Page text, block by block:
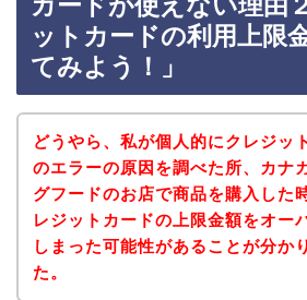
ットカードの利用上限
てみよう！」
どうやら、私が個人的にクレジッ
のエラーの原因を調べた所、カナ
グフードのお店で商品を購入した
レジットカードの上限金額をオー
しまった可能性があることが分か
た。